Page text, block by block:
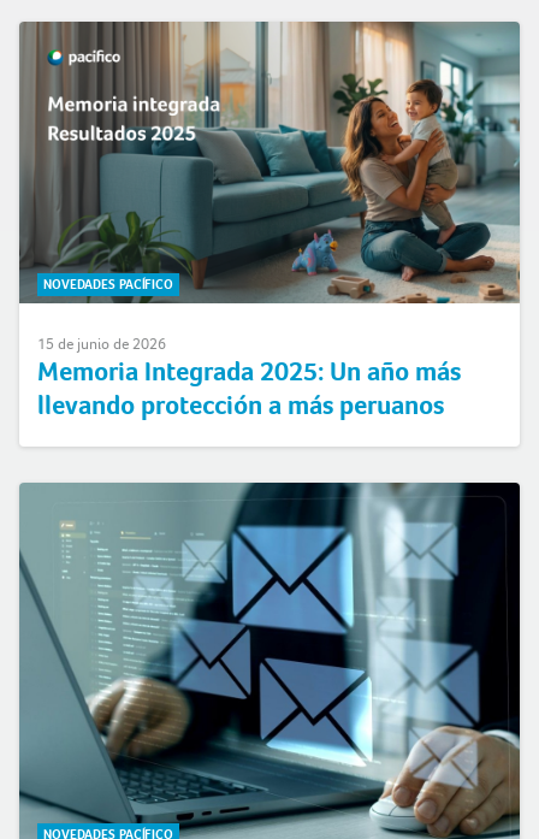
NOVEDADES PACÍFICO
15 de junio de 2026
Memoria Integrada 2025: Un año más
llevando protección a más peruanos
NOVEDADES PACÍFICO